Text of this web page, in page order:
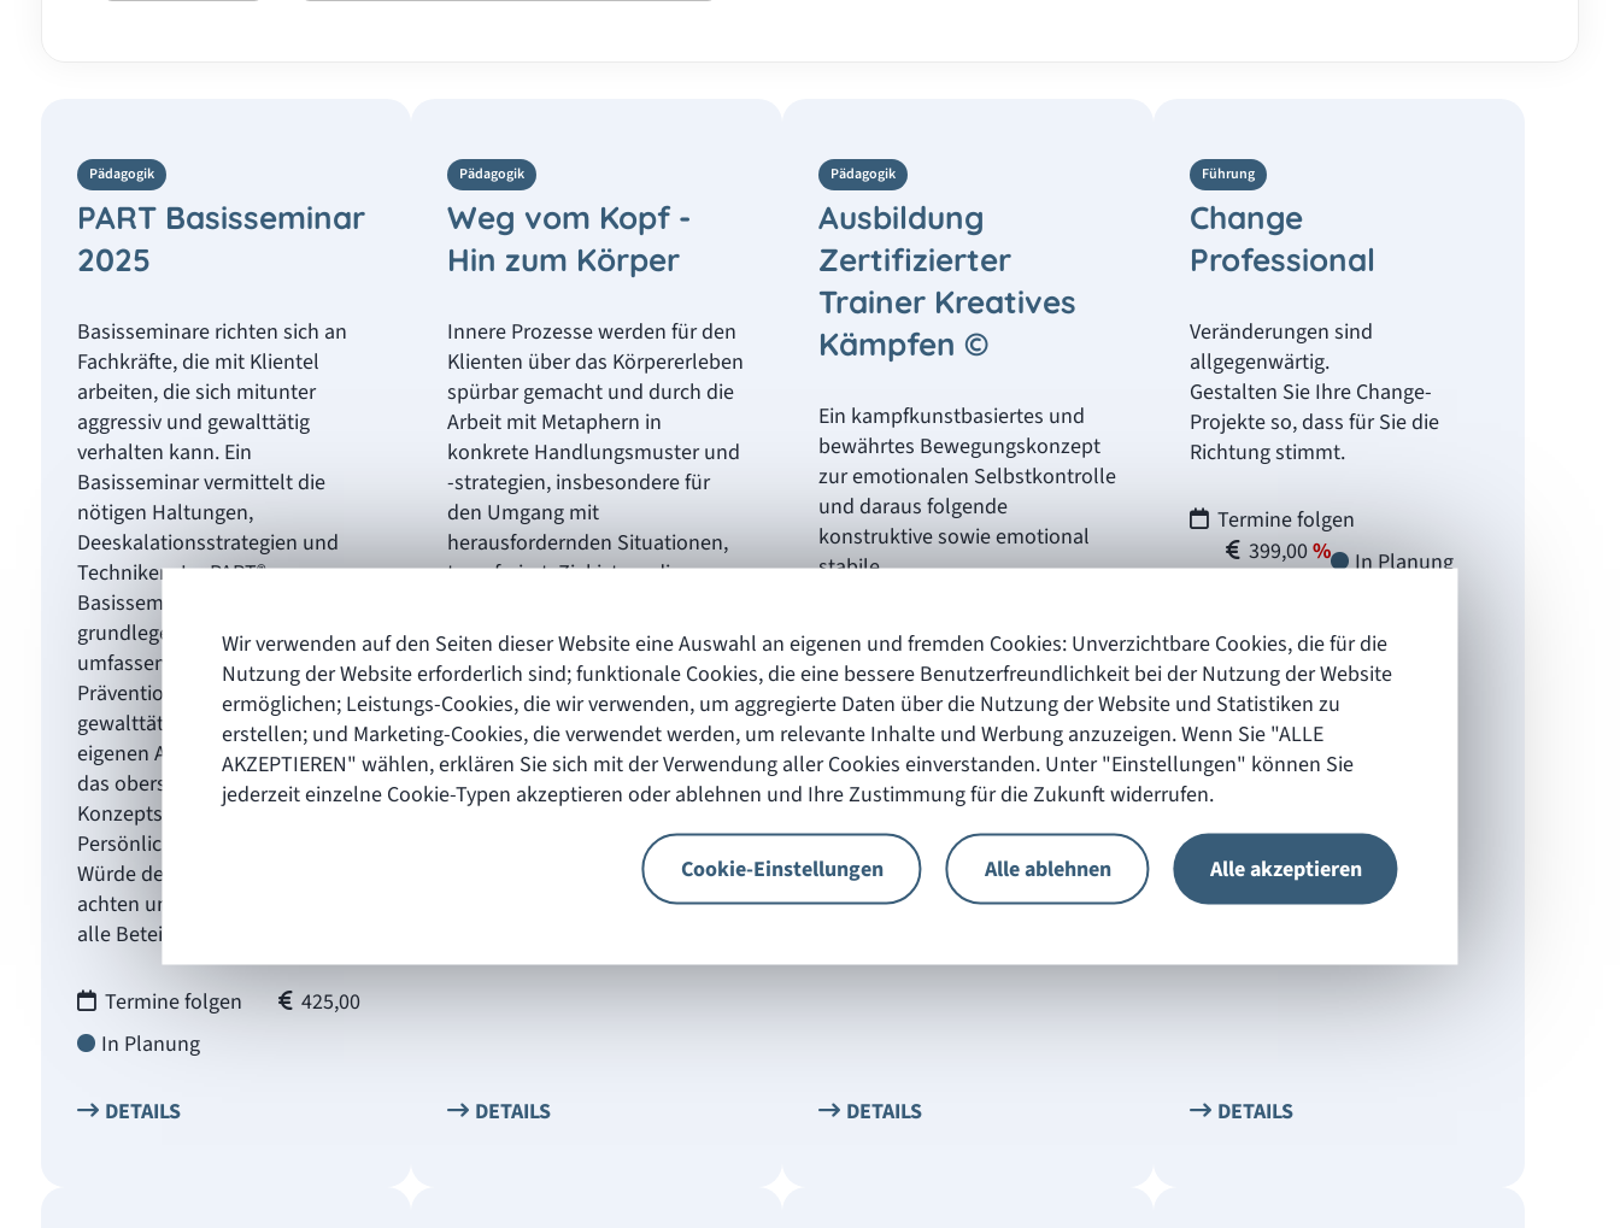
Pädagogik
PART Basisseminar
2025
Basisseminare richten sich an
Fachkräfte, die mit Klientel
arbeiten, die sich mitunter
aggressiv und gewalttätig
verhalten kann. Ein
Basisseminar vermittelt die
nötigen Haltungen,
Deeskalationsstrategien und
Techniken. Im PART®-
Basisseminar geht es in
grundlegender und
umfassender Weise um die
Prävention und Lösung
gewalttätiger Konflikte im
eigenen Arbeitsfeld. Dabei ist
das oberste Ziel des PART®-
Konzepts, die
Persönlichkeitsrechte und die
Würde der Klient*innen zu
achten und dabei Sicherheit für
alle Beteiligten herzustellen.
Termine folgen
425,00
In Planung
DETAILS
Pädagogik
Weg vom Kopf -
Hin zum Körper
Innere Prozesse werden für den
Klienten über das Körpererleben
spürbar gemacht und durch die
Arbeit mit Metaphern in
konkrete Handlungsmuster und
-strategien, insbesondere für
den Umgang mit
herausfordernden Situationen,
transferiert. Ziel ist es, die
Nachspüren in ihrer
Selbstwirksamkeit zu stärken
und die Nutzung persönlicher
Ressourcen zu fördern.
Termine folgen
299,00
DETAILS
Pädagogik
Ausbildung
Zertifizierter
Trainer Kreatives
Kämpfen ©
Ein kampfkunstbasiertes und
bewährtes Bewegungskonzept
zur emotionalen Selbstkontrolle
und daraus folgende
konstruktive sowie emotional
stabile
Persönlichkeitsstärkung.
Termine folgen
2.990,00
In Planung
DETAILS
Führung
Change
Professional
Veränderungen sind
allgegenwärtig.
Gestalten Sie Ihre Change-
Projekte so, dass für Sie die
Richtung stimmt.
Termine folgen
399,00
In Planung
DETAILS
Wir verwenden auf den Seiten dieser Website eine Auswahl an eigenen und fremden Cookies: Unverzichtbare Cookies, die für die
Nutzung der Website erforderlich sind; funktionale Cookies, die eine bessere Benutzerfreundlichkeit bei der Nutzung der Website
ermöglichen; Leistungs-Cookies, die wir verwenden, um aggregierte Daten über die Nutzung der Website und Statistiken zu
erstellen; und Marketing-Cookies, die verwendet werden, um relevante Inhalte und Werbung anzuzeigen. Wenn Sie "ALLE
AKZEPTIEREN" wählen, erklären Sie sich mit der Verwendung aller Cookies einverstanden. Unter "Einstellungen" können Sie
jederzeit einzelne Cookie-Typen akzeptieren oder ablehnen und Ihre Zustimmung für die Zukunft widerrufen.
Cookie-Einstellungen Alle ablehnen Alle akzeptieren